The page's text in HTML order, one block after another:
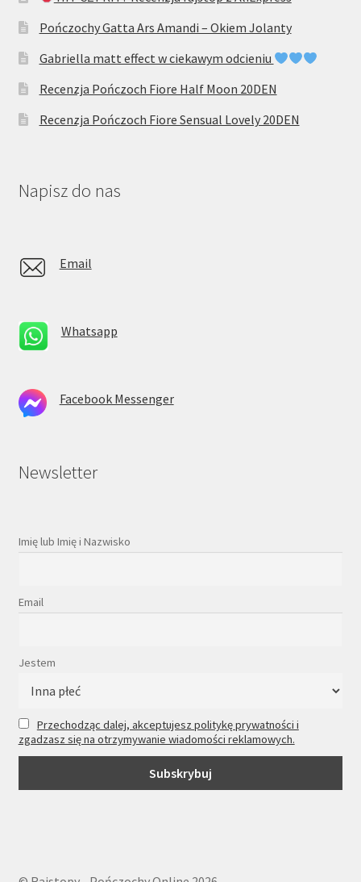
Pończochy Gatta Ars Amandi – Okiem Jolanty
Gabriella matt effect w ciekawym odcieniu
Recenzja Pończoch Fiore Half Moon 20DEN
Recenzja Pończoch Fiore Sensual Lovely 20DEN
Napisz do nas
Email
Whatsapp
Facebook Messenger
Newsletter
Imię lub Imię i Nazwisko
Email
Jestem
Przechodząc dalej, akceptujesz politykę prywatności i
zgadzasz się na otrzymywanie wiadomości reklamowych.